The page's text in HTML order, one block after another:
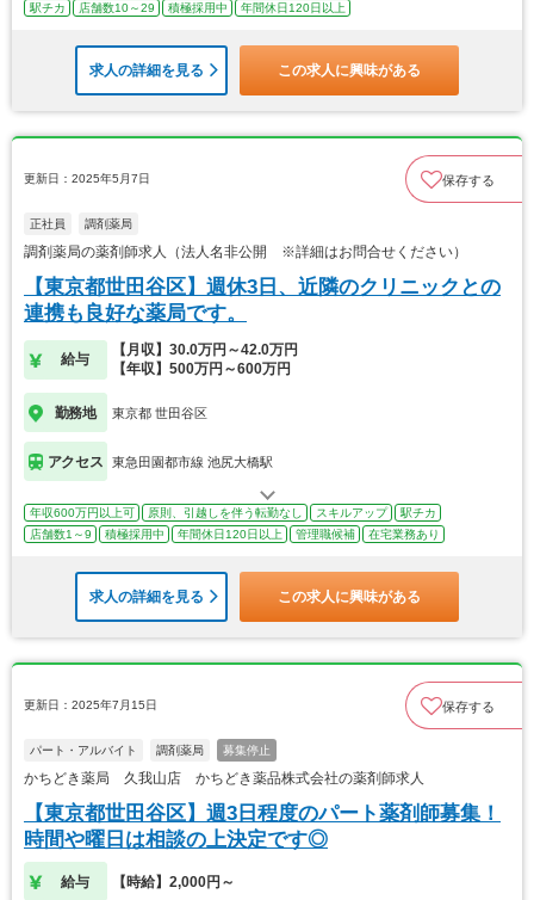
駅チカ
店舗数10～29 積極採用中 年間休日120日以上
求人の詳細を見る この求人に興味がある
更新日：2025年5月7日 保存する
正社員 調剤薬局
調剤薬局の薬剤師求人（法人名非公開 ※詳細はお問合せください）
【東京都世田谷区】週休3日、近隣のクリニックとの
連携も良好な薬局です。
給与
【月収】30.0万円～42.0万円
【年収】500万円～600万円
勤務地 東京都 世田谷区
アクセス 東急田園都市線 池尻大橋駅
年収600万円以上可 原則、引越しを伴う転勤なし スキルアップ
駅チカ
店舗数1～9
積極採用中 年間休日120日以上 管理職候補 在宅業務あり
求人の詳細を見る この求人に興味がある
更新日：2025年7月15日 保存する
パート・アルバイト 調剤薬局 募集停止
かちどき薬局 久我山店 かちどき薬品株式会社の薬剤師求人
【東京都世田谷区】週3日程度のパート薬剤師募集！
時間や曜日は相談の上決定です◎
給与 【時給】2,000円～